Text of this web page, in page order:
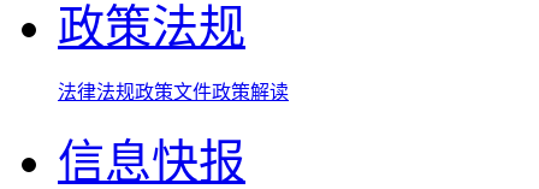
政策法规
法律法规政策文件政策解读
信息快报